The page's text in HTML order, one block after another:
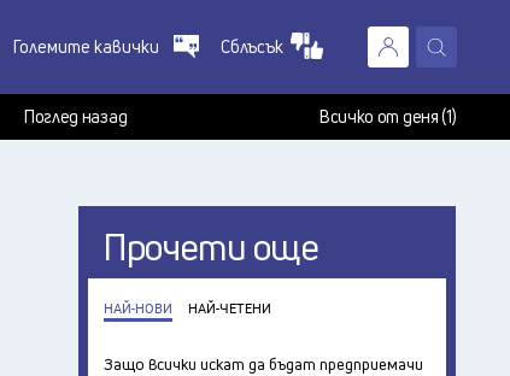
X
Големите кавички Сблъсък
Поглед назад Всичко от деня (1)
Прочети още
НАЙ-НОВИ НАЙ-ЧЕТЕНИ
Защо всички искат да бъдат предприемачи